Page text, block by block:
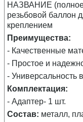
НАЗВАНИЕ
резьбовой баллон
креплением
Преимущества:
- Качественные
- Простое и
- Универсальность
Комплектация:
- Адаптер- 1 шт.
Состав: металл,